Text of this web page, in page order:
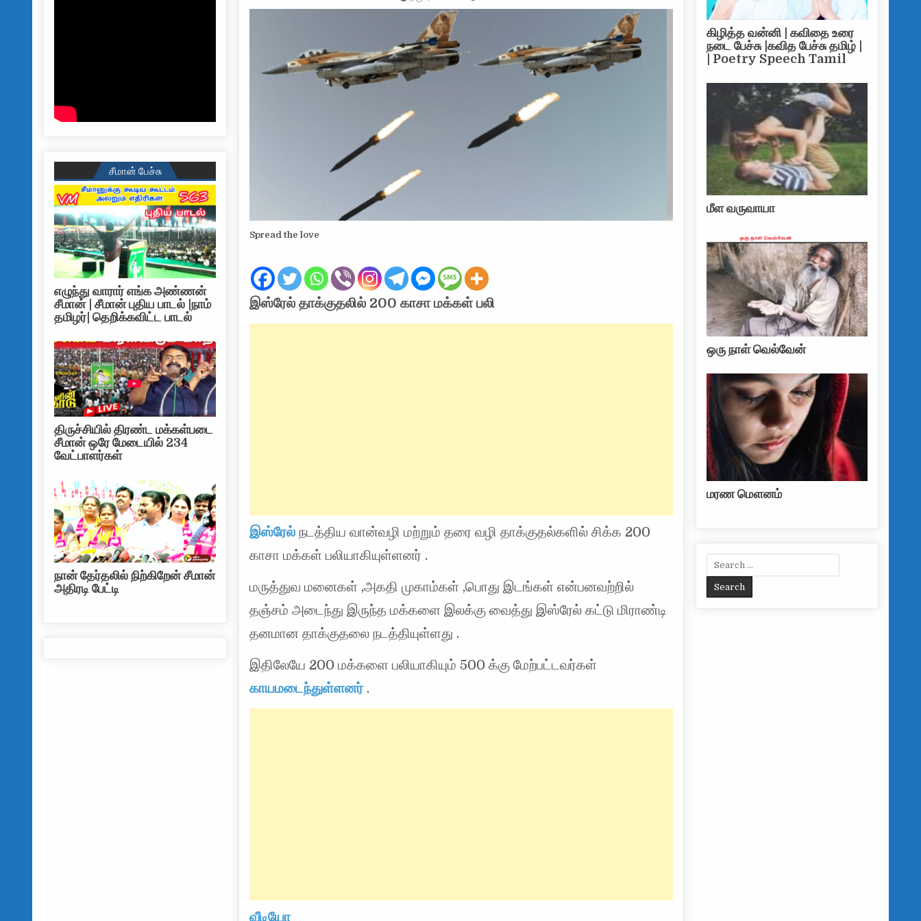
Spread the love
இஸ்ரேல் தாக்குதலில் 200 காசா மக்கள் பலி
இஸ்ரேல் நடத்திய வான்வழி மற்றும் தரை வழி தாக்குதல்களில் சிக்க 200
காசா மக்கள் பலியாகியுள்ளனர் .
மருத்துவ மனைகள் ,அகதி முகாம்கள் ,பொது இடங்கள் என்பனவற்றில்
தஞ்சம் அடைந்து இருந்த மக்களை இலக்கு வைத்து இஸ்ரேல் கட்டு மிராண்டி
தனமான தாக்குதலை நடத்தியுள்ளது .
இதிலேயே 200 மக்களை பலியாகியும் 500 க்கு மேற்பட்டவர்கள்
காயமடைந்துள்ளனர் .
வீடியோ
சீமான் பேச்சு
எழுந்து வாரார் எங்க அண்ணன்
சீமான் | சீமான் புதிய பாடல் |நாம்
தமிழர்| தெறிக்கவிட்ட பாடல்
திருச்சியில் திரண்ட மக்கள்படை
சீமான் ஒரே மேடையில் 234
வேட்பாளர்கள்
நான் தேர்தலில் நிற்கிறேன் சீமான்
அதிரடி பேட்டி
கிழித்த வன்னி | கவிதை உரை
நடை பேச்சு |கவித பேச்சு தமிழ் |
| Poetry Speech Tamil
மீள வருவாயா
ஒரு நாள் வெல்வேன்
மரண மௌனம்
Search for: